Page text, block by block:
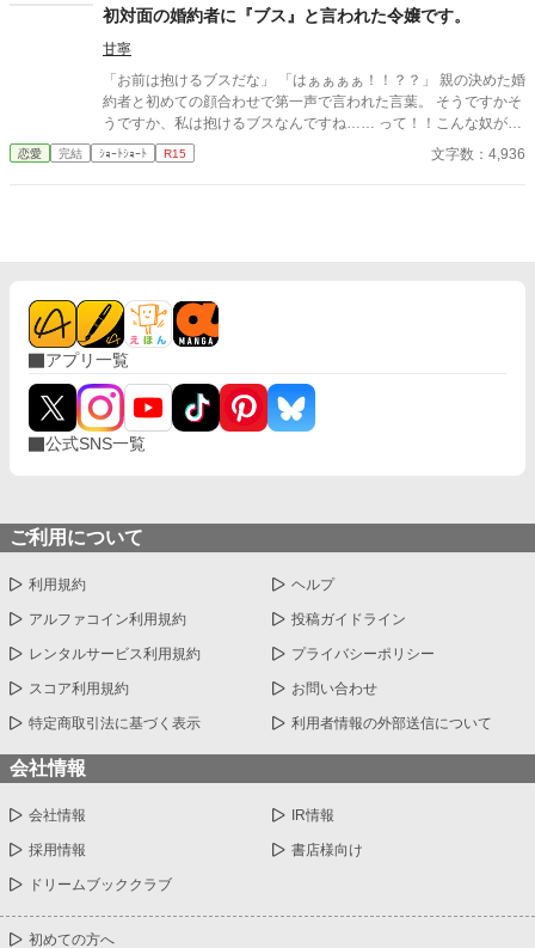
は。 隣領から来た貴族の娘を紹介した婚約者は、私にこう言っ
ようやく気づく。 彼にとって私は、何だったのか。 だから私は、
静かに街を出ることにした。 ……今さら探しに来ても遅いです。
初対面の婚約者に『ブス』と言われた令嬢です。
甘寧
「お前は抱けるブスだな」 「はぁぁぁぁ！！？？」 親の決めた婚
約者と初めての顔合わせで第一声で言われた言葉。 そうですかそ
うですか、私は抱けるブスなんですね…… って！！こんな奴が婚
約者なんて冗談じゃない！！ お父様！！こいつと結婚しろと言う
ならば私は家を出ます！！ え？結納金貰っちゃった？ それじゃ
恋愛 完結 ｼｮｰﾄｼｮｰﾄ R15 文字数：4,936
アプリ一覧
公式SNS一覧
ご利用について
利用規約 ヘルプ
アルファコイン利用規約 投稿ガイドライン
レンタルサービス利用規約 プライバシーポリシー
スコア利用規約 お問い合わせ
特定商取引法に基づく表示 利用者情報の外部送信について
会社情報
会社情報 IR情報
採用情報 書店様向け
ドリームブッククラブ
初めての方へ